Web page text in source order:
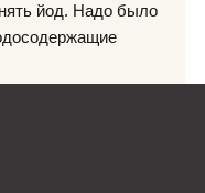
йод. Надо было